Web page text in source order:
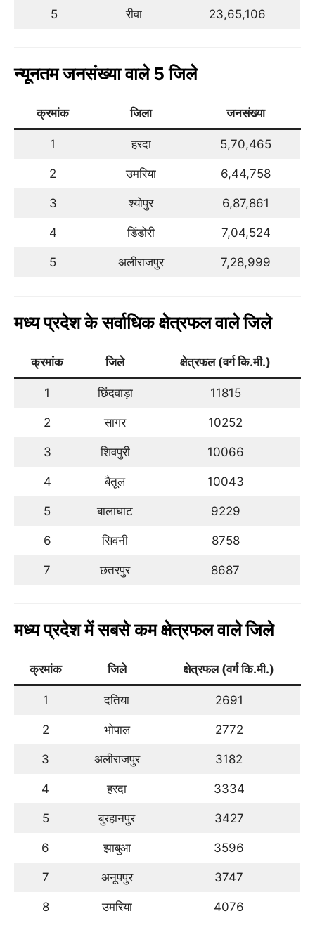
5 रीवा 23,65,106
न्यूनतम जनसंख्या वाले 5 जिले
क्रमांक जिला जनसंख्या
1 हरदा 5,70,465
2 उमरिया 6,44,758
3 श्योपुर 6,87,861
4 डिंडोरी 7,04,524
5 अलीराजपुर 7,28,999
मध्य प्रदेश के सर्वाधिक क्षेत्रफल वाले जिले
क्रमांक जिले क्षेत्रफल (वर्ग कि.मी.)
1 छिंदवाड़ा 11815
2 सागर 10252
3 शिवपुरी 10066
4 बैतूल 10043
5 बालाघाट 9229
6 सिवनी 8758
7 छतरपुर 8687
मध्य प्रदेश में सबसे कम क्षेत्रफल वाले जिले
क्रमांक जिले क्षेत्रफल (वर्ग कि.मी.)
1 दतिया 2691
2 भोपाल 2772
3 अलीराजपुर 3182
4 हरदा 3334
5 बुरहानपुर 3427
6 झाबुआ 3596
7 अनूपपुर 3747
8 उमरिया 4076